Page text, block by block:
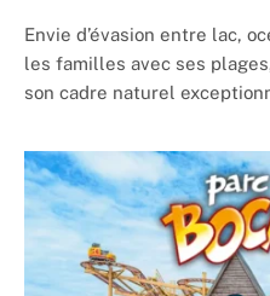
Envie d’évasion entre lac,
les familles avec ses
son cadre naturel